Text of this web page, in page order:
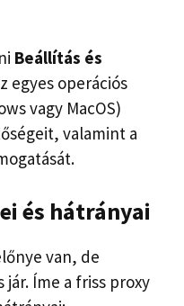
Beállítás és
egyes operációs
vagy MacOS)
valamint a
és hátrányai
van, de
Íme a friss proxy